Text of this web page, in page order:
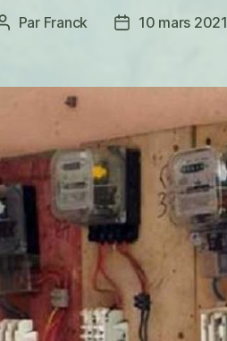
Auteur
Par Franck
Date10 mars 2021